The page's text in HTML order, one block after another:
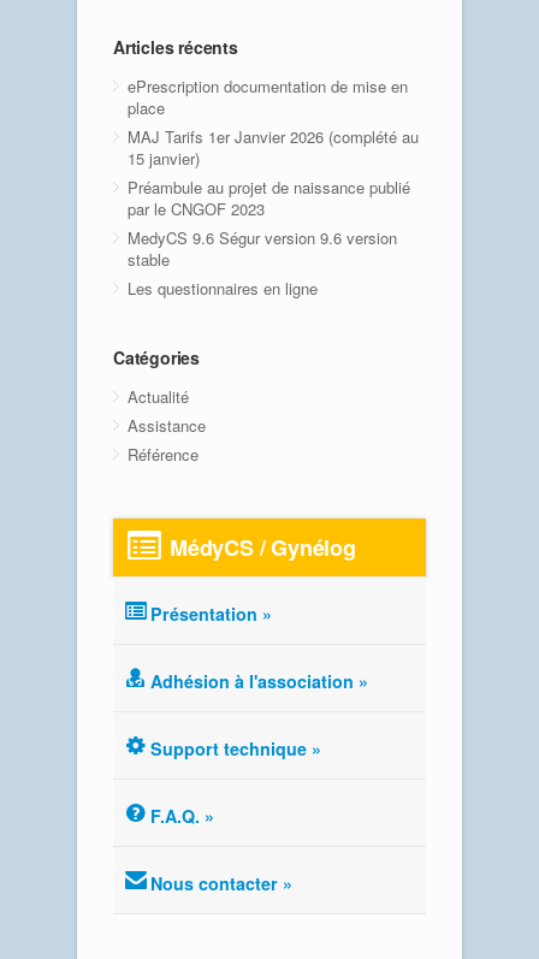
Articles récents
ePrescription documentation de mise en
place
MAJ Tarifs 1er Janvier 2026 (complété au
15 janvier)
Préambule au projet de naissance publié
par le CNGOF 2023
MedyCS 9.6 Ségur version 9.6 version
stable
Les questionnaires en ligne
Catégories
Actualité
Assistance
Référence
MédyCS / Gynélog
Présentation »
Adhésion à l'association »
Support technique »
F.A.Q. »
Nous contacter »